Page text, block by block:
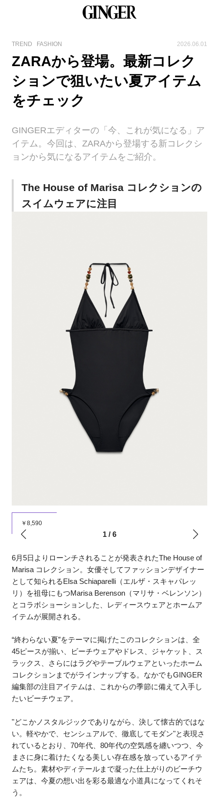
TREND FASHION 2026.06.01
ZARAから登場。最新コレク
ションで狙いたい夏アイテム
をチェック
GINGERエディターの「今、これが気になる」ア
イテム。今回は、ZARAから登場する新コレクシ
ョンから気になるアイテムをご紹介。
The House of Marisa コレクションの
スイムウェアに注目
￥8,590
1/ 6
6月5日よりローンチされることが発表されたThe House of
Marisa コレクション。女優そしてファッションデザイナー
として知られるElsa Schiaparelli（エルザ・スキャパレッ
リ）を祖母にもつMarisa Berenson（マリサ・ベレンソン）
とコラボショーションした、レディースウェアとホームア
イテムが展開される。
“終わらない夏”をテーマに掲げたこのコレクションは、全
45ピースが揃い、ビーチウェアやドレス、ジャケット、ス
ラックス、さらにはラグやテーブルウェアといったホーム
コレクションまでがラインナップする。なかでもGINGER
編集部の注目アイテムは、これからの季節に備えて入手し
たいビーチウェア。
"どこかノスタルジックでありながら、決して懐古的ではな
い。軽やかで、センシュアルで、徹底してモダン"と表現さ
れているとおり、70年代、80年代の空気感を纏いつつ、今
まさに身に着けたくなる美しい存在感を放っているアイテ
ムたち。素材やディテールまで凝った仕上がりのビーチウ
ェアは、今夏の想い出を彩る最適な小道具になってくれそ
う。